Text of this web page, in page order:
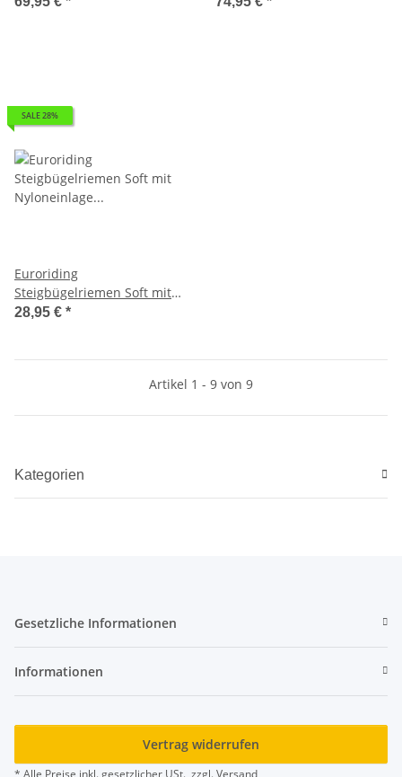
SALE 28%
Euroriding
Steigbügelriemen Soft mit
Nyloneinlage braun oder
28,95 € *
Artikel 1 - 9 von 9
Kategorien
Gesetzliche Informationen
Informationen
Vertrag widerrufen
* Alle Preise inkl. gesetzlicher USt., zzgl. Versand